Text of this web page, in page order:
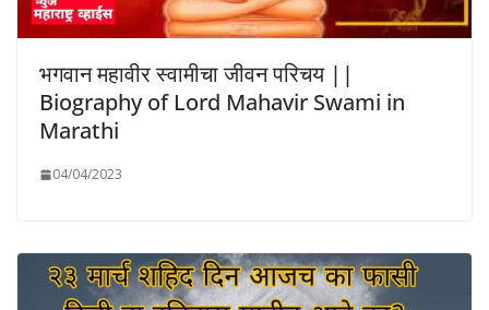
भगवान महावीर स्वामीचा जीवन परिचय ||
Biography of Lord Mahavir Swami in
Marathi
04/04/2023